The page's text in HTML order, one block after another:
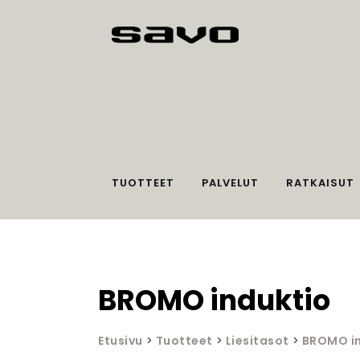
TUOTTEET PALVELUT RATKAISUT
BROMO induktio
Etusivu > Tuotteet > Liesitasot > BROMO